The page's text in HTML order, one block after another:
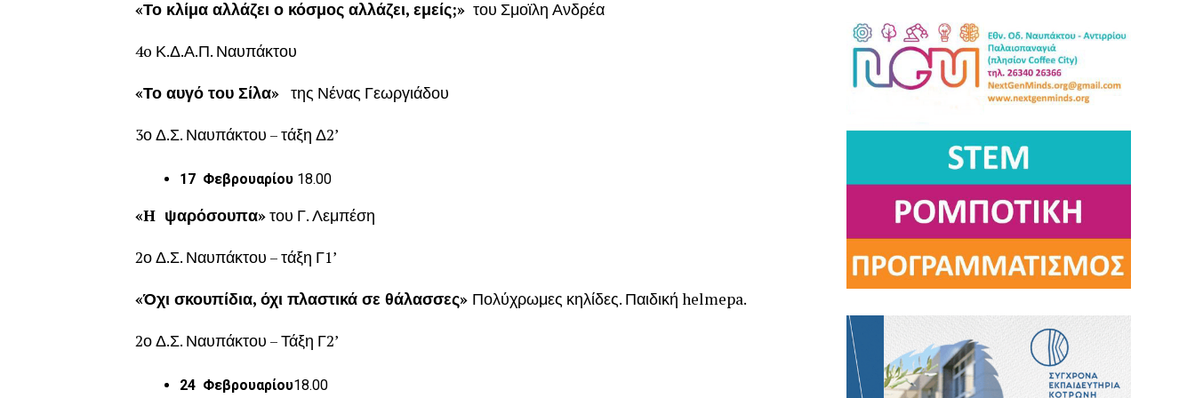
«Το κλίμα αλλάζει ο κόσμος αλλάζει, εμείς;» του Σμοϊλη Ανδρέα
4o Κ.Δ.Α.Π. Ναυπάκτου
«Το αυγό του Σίλα» της Νένας Γεωργιάδου
3ο Δ.Σ. Ναυπάκτου – τάξη Δ2’
17 Φεβρουαρίου 18.00
«H ψαρόσουπα»του Γ. Λεμπέση
2ο Δ.Σ. Ναυπάκτου – τάξη Γ1’
«Όχι σκουπίδια, όχι πλαστικά σε θάλασσες» Πολύχρωμες κηλίδες. Παιδική helmepa.
2ο Δ.Σ. Ναυπάκτου – Τάξη Γ2’
24 Φεβρουαρίου18.00